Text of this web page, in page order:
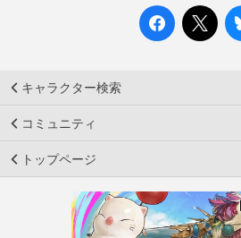
キャラクター検索
コミュニティ
トップページ